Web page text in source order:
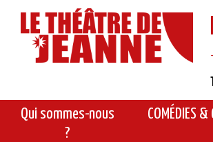
Qui sommes-nous
?
COMÉDIES